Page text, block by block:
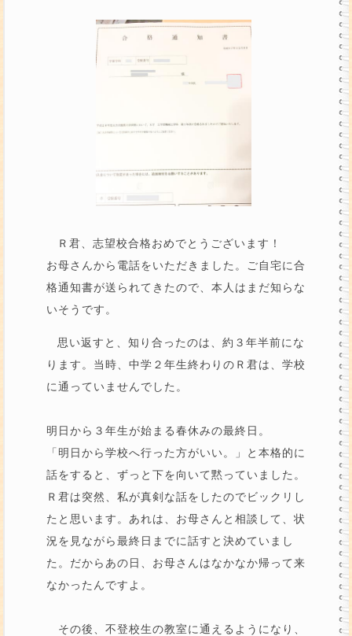
Ｒ君、志望校合格おめでとうございます！
お母さんから電話をいただきました。ご自宅に合
格通知書が送られてきたので、本人はまだ知らな
いそうです。
思い返すと、知り合ったのは、約３年半前にな
ります。当時、中学２年生終わりのＲ君は、学校
に通っていませんでした。
明日から３年生が始まる春休みの最終日。
「明日から学校へ行った方がいい。」と本格的に
話をすると、ずっと下を向いて黙っていました。
Ｒ君は突然、私が真剣な話をしたのでビックリし
たと思います。あれは、お母さんと相談して、状
況を見ながら最終日までに話すと決めていまし
た。だからあの日、お母さんはなかなか帰って来
なかったんですよ。
その後、不登校生の教室に通えるようになり、